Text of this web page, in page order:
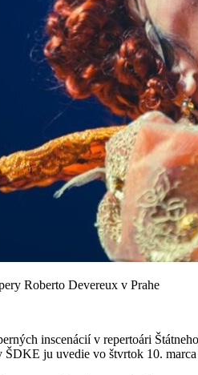
Roberto Devereux v Prahe
inscenácií v repertoári
ŠDKE ju uvedie vo štvrtok 10.